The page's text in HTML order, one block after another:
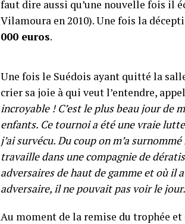
faut dire aussi qu’une nouvelle fois il
Vilamoura en 2010). Une fois la
000 euros.
Une fois le Suédois ayant quitté la
crier sa joie à qui veut l’entendre,
incroyable ! C’est le plus beau jour de
enfants. Ce tournoi a été une vraie
j’ai survécu. Du coup on m’a
travaille dans une compagnie de
adversaires de haut de gamme et où il
adversaire, il ne pouvait pas voir le
Au moment de la remise du trophée